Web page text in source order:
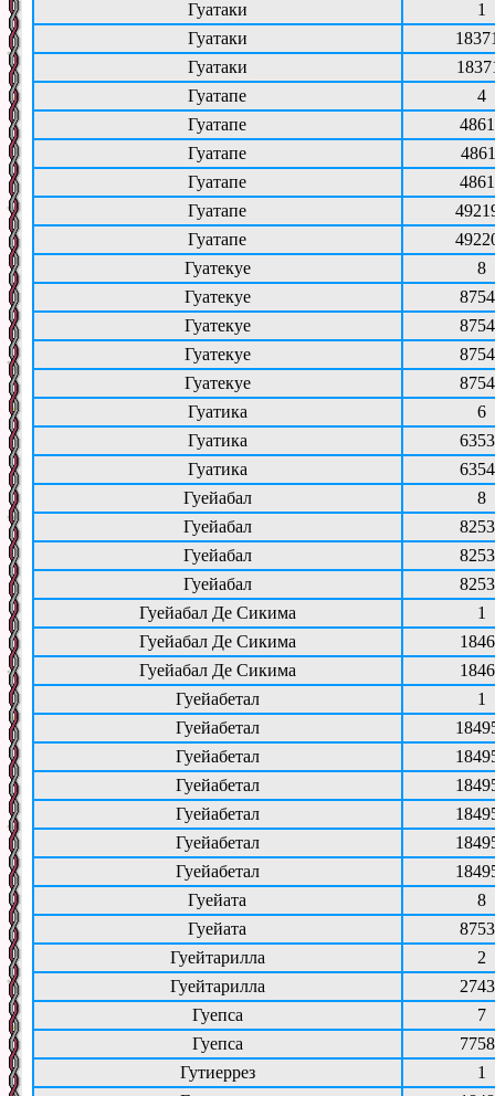
Гуатаки
1
Гуатаки
Гуатаки
Гуатапе
4
Гуатапе
Гуатапе
Гуатапе
Гуатапе
Гуатапе
Гуатекуе
8
Гуатекуе
Гуатекуе
Гуатекуе
Гуатекуе
Гуатика
6
Гуатика
Гуатика
Гуейабал
8
Гуейабал
Гуейабал
Гуейабал
Гуейабал Де Сикима
1
Гуейабал Де Сикима
Гуейабал Де Сикима
Гуейабетал
1
Гуейабетал
Гуейабетал
Гуейабетал
Гуейабетал
Гуейабетал
Гуейабетал
Гуейата
8
Гуейата
Гуейтарилла
2
Гуейтарилла
Гуепса
7
Гуепса
Гутиеррез
1